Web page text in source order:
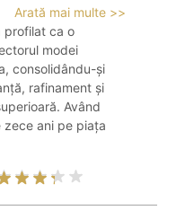
Arată mai multe >>
profilat ca o
modei
consolidându-și
rafinament și
Având
ani pe piața